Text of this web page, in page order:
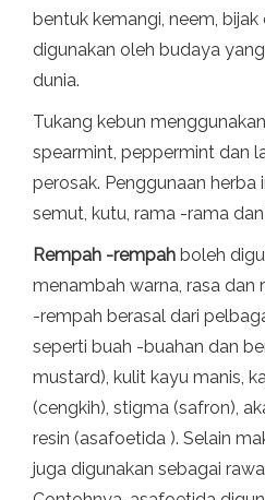
bentuk kemangi, neem,
digunakan oleh budaya
dunia.
Tukang kebun
spearmint, peppermint dan
perosak. Penggunaan herba
semut, kutu, rama -rama
Rempah -rempah boleh
menambah warna, rasa dan
-rempah berasal dari
seperti buah -buahan dan
mustard), kulit kayu manis,
(cengkih), stigma (safron),
resin (asafoetida ). Selain
juga digunakan sebagai